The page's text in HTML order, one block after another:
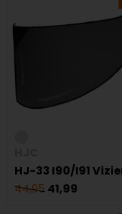
HJ-33 I90/I91
44,95 41,99